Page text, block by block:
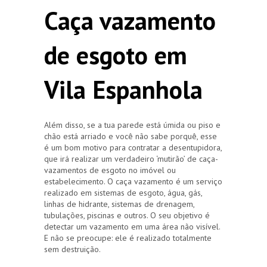
Caça vazamento
de esgoto em
Vila Espanhola
Além disso, se a tua parede está úmida ou piso e
chão está arriado e você não sabe porquê, esse
é um bom motivo para contratar a desentupidora,
que irá realizar um verdadeiro ‘mutirão’ de caça-
vazamentos de esgoto no imóvel ou
estabelecimento. O caça vazamento é um serviço
realizado em sistemas de esgoto, água, gás,
linhas de hidrante, sistemas de drenagem,
tubulações, piscinas e outros. O seu objetivo é
detectar um vazamento em uma área não visível.
E não se preocupe: ele é realizado totalmente
sem destruição.